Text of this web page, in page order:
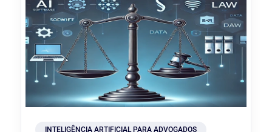
INTELIGÊNCIA ARTIFICIAL PARA ADVOGADOS